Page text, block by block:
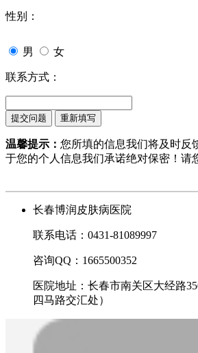
性别：
男 女
联系方式：
温馨提示： 您所填的信息我们将及时反
于您的个人信息我们承诺绝对保密！请
长春博润皮肤病医院
联系电话：0431-81089997
咨询QQ：1665500352
医院地址：长春市南关区大经路
四马路交汇处）